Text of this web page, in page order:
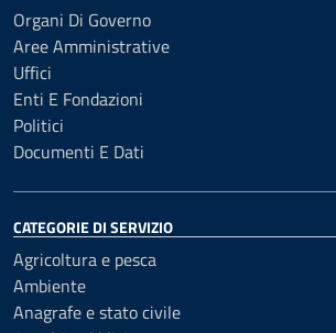
Organi Di Governo
Aree Amministrative
Uffici
Enti E Fondazioni
Politici
Documenti E Dati
CATEGORIE DI SERVIZIO
Agricoltura e pesca
Ambiente
Anagrafe e stato civile